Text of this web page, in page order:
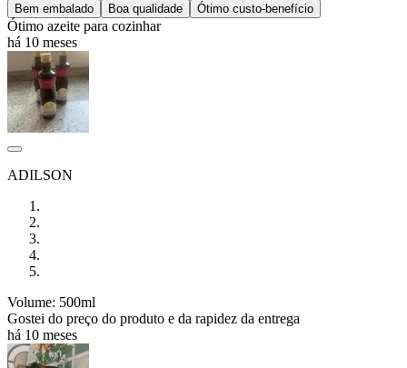
Bem embalado Boa qualidade Ótimo custo-benefício
Ótimo azeite para cozinhar
há 10 meses
ADILSON
Volume: 500ml
Gostei do preço do produto e da rapidez da entrega
há 10 meses